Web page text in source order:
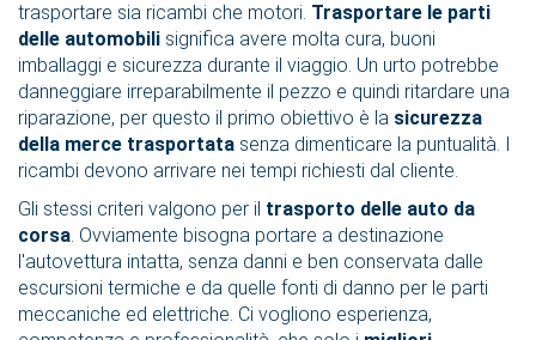
trasportare sia ricambi che motori. Trasportare le parti
delle automobili significa avere molta cura, buoni
imballaggi e sicurezza durante il viaggio. Un urto potrebbe
danneggiare irreparabilmente il pezzo e quindi ritardare una
riparazione, per questo il primo obiettivo è la sicurezza
della merce trasportata senza dimenticare la puntualità. I
ricambi devono arrivare nei tempi richiesti dal cliente.
Gli stessi criteri valgono per il trasporto delle auto da
corsa. Ovviamente bisogna portare a destinazione
l'autovettura intatta, senza danni e ben conservata dalle
escursioni termiche e da quelle fonti di danno per le parti
meccaniche ed elettriche. Ci vogliono esperienza,